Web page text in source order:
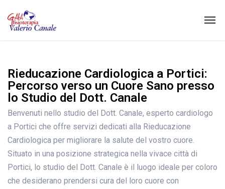
Rieducazione Cardiologica a Portici:
Percorso verso un Cuore Sano presso
lo Studio del Dott. Canale
Benvenuti nello studio del Dott. Canale, esperto cardiologo
a Portici che offre servizi dedicati alla Rieducazione
Cardiologica per migliorare la salute del vostro cuore.
Situato in una posizione strategica nella vivace città di
Portici, lo studio del Dott. Canale è il luogo ideale per coloro
che desiderano prendersi cura del loro cuore con